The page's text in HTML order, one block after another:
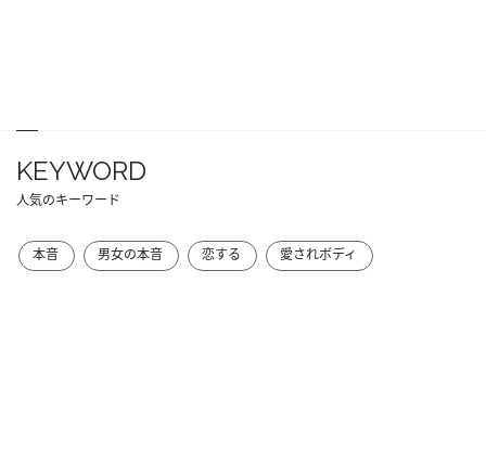
KEYWORD
人気のキーワード
本音 男女の本音 恋する 愛されボディ